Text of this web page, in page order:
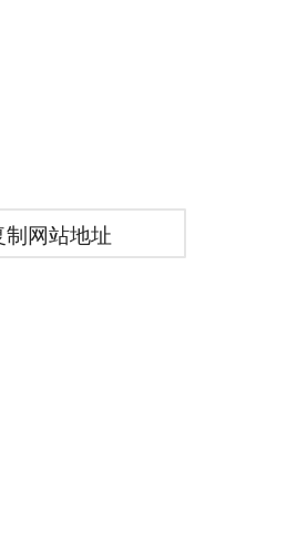
制网站地址